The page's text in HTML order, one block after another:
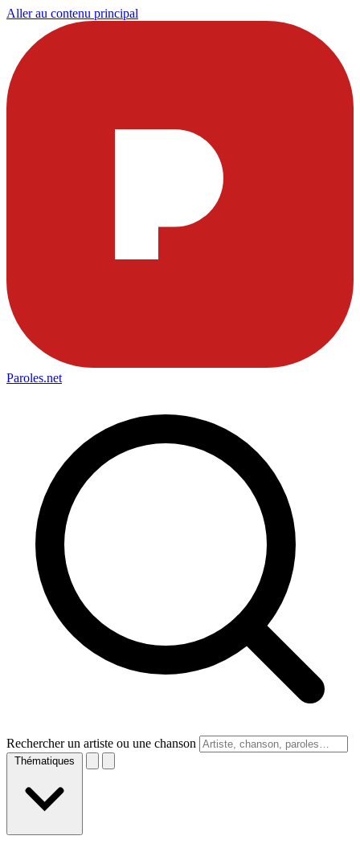
Aller au contenu principal
Paroles.net
Rechercher un artiste ou une chanson
Thématiques